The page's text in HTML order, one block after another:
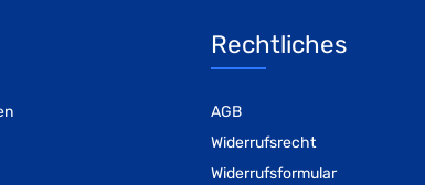
Rechtliches
AGB
Widerrufsrecht
Widerrufsformular